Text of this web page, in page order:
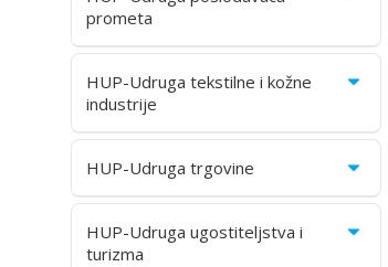
prometa
HUP-Udruga tekstilne i kožne
industrije
HUP-Udruga trgovine
HUP-Udruga ugostiteljstva i
turizma